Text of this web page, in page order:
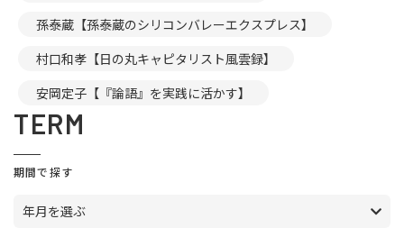
孫泰蔵【孫泰蔵のシリコンバレーエクスプレス】
村口和孝【日の丸キャピタリスト風雲録】
安岡定子【『論語』を実践に活かす】
TERM
期間で探す
年月を選ぶ